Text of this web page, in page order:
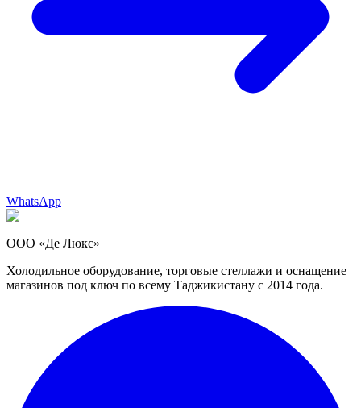
WhatsApp
ООО «Де Люкс»
Холодильное оборудование, торговые стеллажи и оснащение
магазинов под ключ по всему Таджикистану с 2014 года.